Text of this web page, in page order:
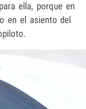
ella, porque en
en el asiento del